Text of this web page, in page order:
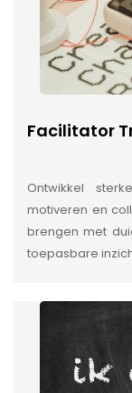
Facilitator
Ontwikkel
motiveren en
brengen met
toepasbare